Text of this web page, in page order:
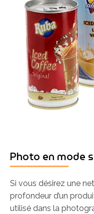
Photo en mode
Si vous désirez une
profondeur d’un
utilisé dans la